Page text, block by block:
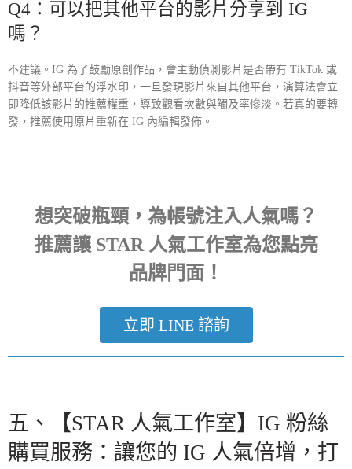
Q4：可以把其他平台的影片分享到 IG
嗎？
不建議。IG 為了鼓勵原創作品，會主動偵測影片是否帶有 TikTok 或
抖音等外部平台的浮水印，一旦發現影片來自其他平台，演算法會立
即降低該影片的推薦權重，導致觀看次數與觸及率慘淡。若真的要轉
發，推薦使用原片重新在 IG 內編輯發佈。
想突破瓶頸，為帳號注入人氣嗎？
推薦讓 STAR 人氣工作室為您點亮
品牌門面！
立即 LINE 諮詢
五、【STAR 人氣工作室】 IG 粉絲
購買服務：讓您的 IG 人氣倍增，打